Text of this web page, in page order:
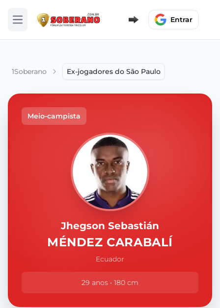
Abrir menu Entrar
1Soberano Ex-jogadores do São Paulo
Meio-campista
Jhegson Sebastián
MÉNDEZ CARABALÍ
Ecuador
29 anos • 180 cm